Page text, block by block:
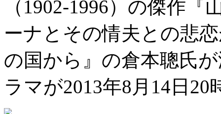
（1902-1996）の傑作
ーナとその情夫との悲
の国から』の倉本聰氏
ラマが2013年8月14日20